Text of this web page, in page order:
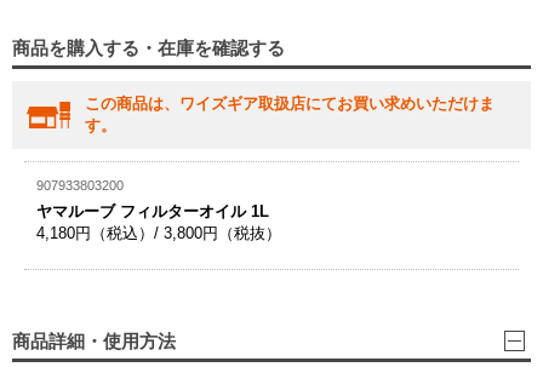
商品を購入する・在庫を確認する
この商品は、ワイズギア取扱店にてお買い求めいただけま
す。
907933803200
ヤマルーブ フィルターオイル 1L
4,180円（税込）/ 3,800円（税抜）
商品詳細・使用方法